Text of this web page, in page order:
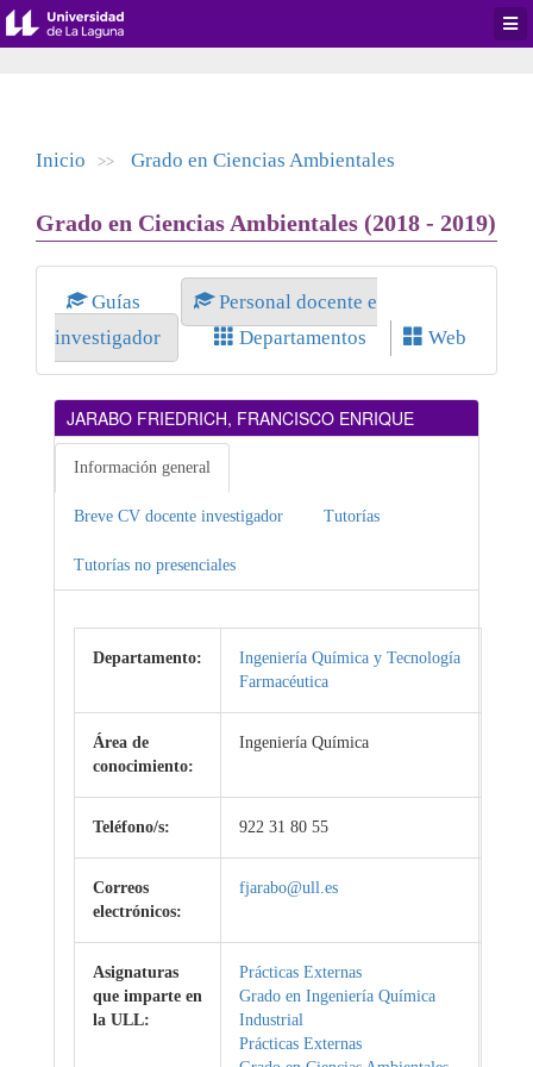
Inicio >> Grado en Ciencias Ambientales
Grado en Ciencias Ambientales (2018 - 2019)
Guías
Personal docente e
investigador
Departamentos Web
JARABO FRIEDRICH, FRANCISCO ENRIQUE
Información general
Breve CV docente investigador Tutorías
Tutorías no presenciales
Departamento:
Ingeniería Química y Tecnología
Farmacéutica
Área de
conocimiento:
Ingeniería Química
Teléfono/s: 922 31 80 55
Correos
electrónicos:
fjarabo@ull.es
Asignaturas
que imparte en
la ULL:
Prácticas Externas
Grado en Ingeniería Química
Industrial
Prácticas Externas